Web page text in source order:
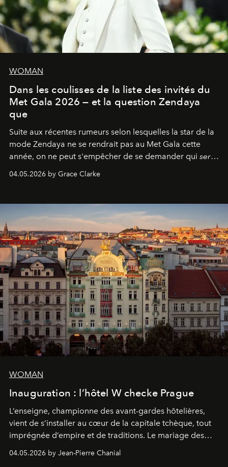
WOMAN
Dans les coulisses de la liste des invités du
Met Gala 2026 — et la question Zendaya
que
Suite aux récentes rumeurs selon lesquelles la star de la
mode Zendaya ne se rendrait pas au Met Gala cette
année, on ne peut s'empêcher de se demander qui sera
04.05.2026 by Grace Clarke
WOMAN
Inauguration : l’hôtel W checke Prague
L’enseigne, championne des avant-gardes hôtelières,
vient de s’installer au cœur de la capitale tchèque, tout
imprégnée d’empire et de traditions. Le mariage des
extrêmes fait merveille.
04.05.2026 by Jean-Pierre Chanial